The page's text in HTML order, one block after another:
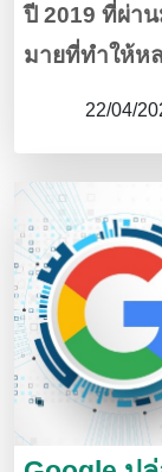
ปี 2019 ที่ผ่า
มายที่ทําให้ห
ส่วน แต่ที่ไม่
ต้องเสียไป เ
22/04/